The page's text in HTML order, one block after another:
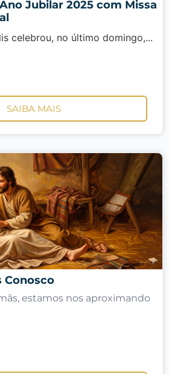
Jubilar 2025 com Missa
celebrou, no último domingo,...
SAIBA MAIS
Conosco
estamos nos aproximando